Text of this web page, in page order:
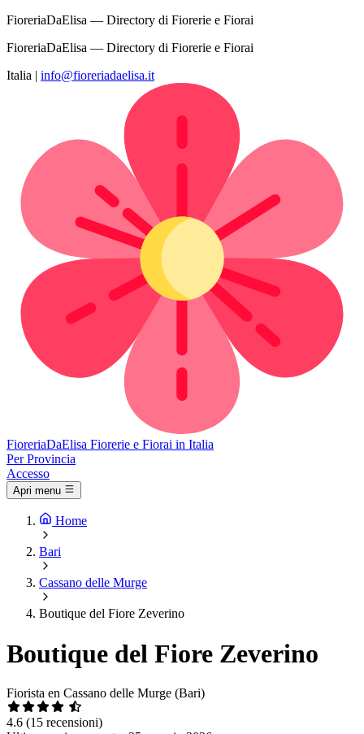
FioreriaDaElisa — Directory di Fiorerie e Fiorai
FioreriaDaElisa — Directory di Fiorerie e Fiorai
Italia | info@fioreriadaelisa.it
FioreriaDaElisa Fiorerie e Fiorai in Italia
Per Provincia
Accesso
Apri menu
Home
Bari
Cassano delle Murge
Boutique del Fiore Zeverino
Boutique del Fiore Zeverino
Fiorista en Cassano delle Murge (Bari)
4.6 (15 recensioni)